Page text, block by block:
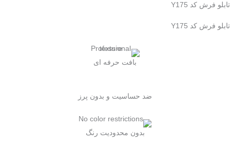
تابلو فرش کد Y175
تابلو فرش کد Y175
بافت حرفه ای
ضد حساسیت و بدون پرز
بدون محدودیت رنگ